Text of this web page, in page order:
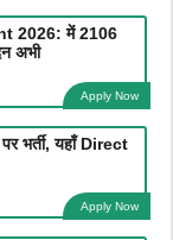
2026: में 2106
अभी
Apply Now
भर्ती, यहाँ Direct
Apply Now